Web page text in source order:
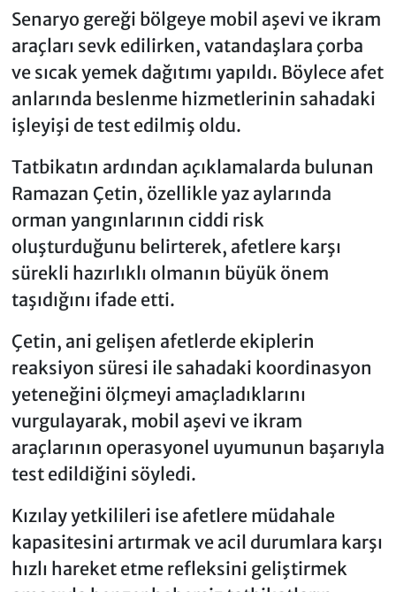
Senaryo gereği bölgeye mobil aşevi ve ikram
araçları sevk edilirken, vatandaşlara çorba
ve sıcak yemek dağıtımı yapıldı. Böylece afet
anlarında beslenme hizmetlerinin sahadaki
işleyişi de test edilmiş oldu.
Tatbikatın ardından açıklamalarda bulunan
Ramazan Çetin, özellikle yaz aylarında
orman yangınlarının ciddi risk
oluşturduğunu belirterek, afetlere karşı
sürekli hazırlıklı olmanın büyük önem
taşıdığını ifade etti.
Çetin, ani gelişen afetlerde ekiplerin
reaksiyon süresi ile sahadaki koordinasyon
yeteneğini ölçmeyi amaçladıklarını
vurgulayarak, mobil aşevi ve ikram
araçlarının operasyonel uyumunun başarıyla
test edildiğini söyledi.
Kızılay yetkilileri ise afetlere müdahale
kapasitesini artırmak ve acil durumlara karşı
hızlı hareket etme refleksini geliştirmek